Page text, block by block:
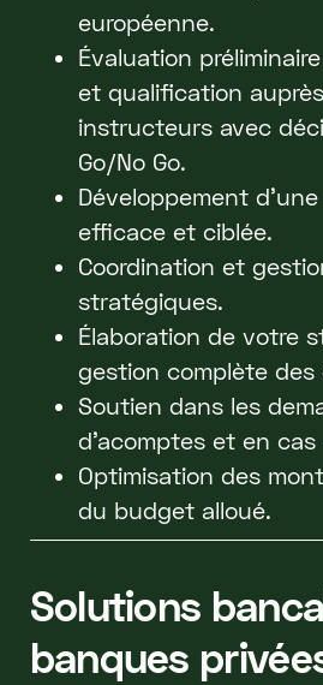
européenne.
Évaluation
et qualification
instructeurs avec
Go/No Go.
Développement
efficace et ciblée.
Coordination et
stratégiques.
Élaboration de votre
gestion complète des
Soutien dans les
d'acomptes et en cas
Optimisation des
du budget alloué.
Solutions
banques